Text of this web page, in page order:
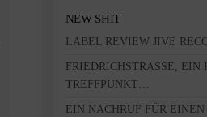
NEW SHIT
LABEL REVIEW JIVE
FRIEDRICHSTRASSE, EIN
REFFPUNKT…
EIN NACHRUF FÜR